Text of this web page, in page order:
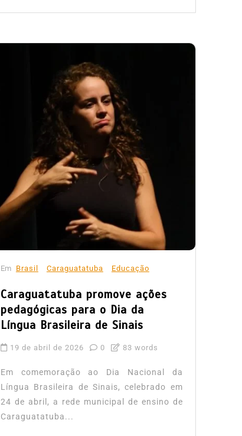
Em Brasil Caraguatatuba Educação
Caraguatatuba promove ações
pedagógicas para o Dia da
Língua Brasileira de Sinais
19 de abril de 2026 0 83 words
Em comemoração ao Dia Nacional da
Língua Brasileira de Sinais, celebrado em
24 de abril, a rede municipal de ensino de
Caraguatatuba...